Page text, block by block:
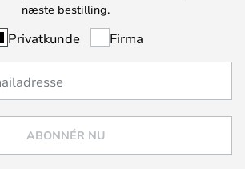
næste bestilling.
Privatkunde Firma
ABONNÉR NU